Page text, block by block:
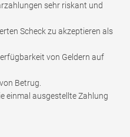
sehr riskant und
Scheck zu akzeptieren als
von Geldern auf
Betrug.
einmal ausgestellte Zahlung